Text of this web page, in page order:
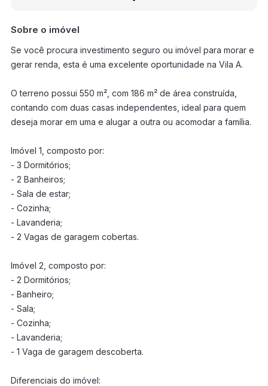
Sobre o imóvel
Se você procura investimento seguro ou imóvel para morar e
gerar renda, esta é uma excelente oportunidade na Vila A.
O terreno possui 550 m², com 186 m² de área construída,
contando com duas casas independentes, ideal para quem
deseja morar em uma e alugar a outra ou acomodar a família.
Imóvel 1, composto por:
- 3 Dormitórios;
- 2 Banheiros;
- Sala de estar;
- Cozinha;
- Lavanderia;
- 2 Vagas de garagem cobertas.
Imóvel 2, composto por:
- 2 Dormitórios;
- Banheiro;
- Sala;
- Cozinha;
- Lavanderia;
- 1 Vaga de garagem descoberta.
Diferenciais do imóvel: